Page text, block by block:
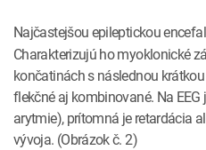
Najčastejšou epileptickou
Charakterizujú ho myoklonické
končatinách s následnou
flekčné aj kombinované. Na
arytmie), prítomná je retardácia
vývoja. (Obrázok č. 2)